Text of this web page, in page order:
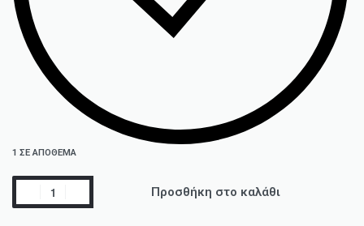
1 ΣΕ ΑΠΌΘΕΜΑ
Προσθήκη στο καλάθι